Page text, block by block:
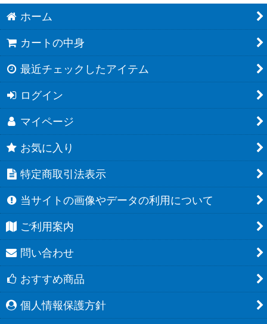
ホーム
カートの中身
最近チェックしたアイテム
ログイン
マイページ
お気に入り
特定商取引法表示
当サイトの画像やデータの利用について
ご利用案内
問い合わせ
おすすめ商品
個人情報保護方針